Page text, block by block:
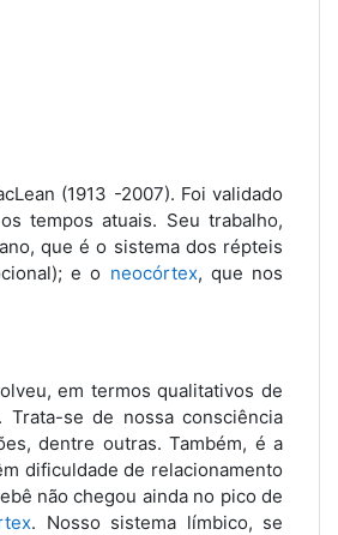
(1913 -2007). Foi validado
tempos atuais. Seu trabalho,
que é o sistema dos répteis
e o neocórtex, que nos
em termos qualitativos de
se de nossa consciência
dentre outras. Também, é a
dificuldade de relacionamento
não chegou ainda no pico de
. Nosso sistema límbico, se